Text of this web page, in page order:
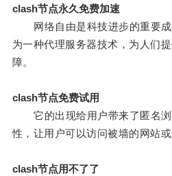
clash节点永久免费加速
网络自由是科技进步的重要成
为一种代理服务器技术，为人们
障。
clash节点免费试用
它的出现给用户带来了匿名浏
性，让用户可以访问被墙的网站或
clash节点用不了了